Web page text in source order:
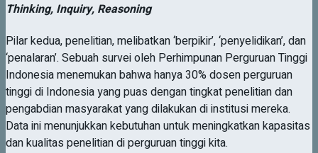
Thinking, Inquiry, Reasoning
Pilar kedua, penelitian, melibatkan ‘berpikir’, ‘penyelidikan’, dan
‘penalaran’. Sebuah survei oleh Perhimpunan Perguruan Tinggi
Indonesia menemukan bahwa hanya 30% dosen perguruan
tinggi di Indonesia yang puas dengan tingkat penelitian dan
pengabdian masyarakat yang dilakukan di institusi mereka.
Data ini menunjukkan kebutuhan untuk meningkatkan kapasitas
dan kualitas penelitian di perguruan tinggi kita.